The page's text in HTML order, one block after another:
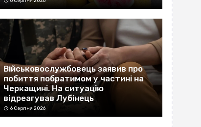
Військовослужбовець заявив про
побиття побратимом у частині на
Черкащині. На ситуацію
відреагував Лубінець
6 Серпня 2026